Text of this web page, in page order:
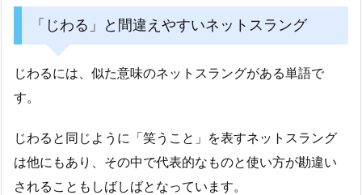
「じわる」と間違えやすいネットスラング
じわるには、似た意味のネットスラングがある単語で
す。
じわると同じように「笑うこと」を表すネットスラング
は他にもあり、その中で代表的なものと使い方が勘違い
されることもしばしばとなっています。